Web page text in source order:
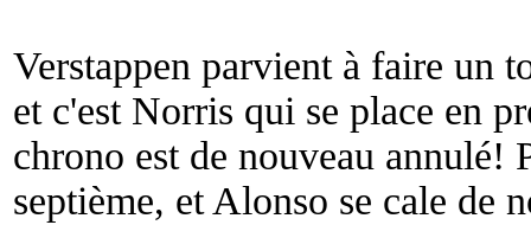
Verstappen parvient à faire un
et c'est Norris qui se place en
chrono est de nouveau annulé!
septième, et Alonso se cale de